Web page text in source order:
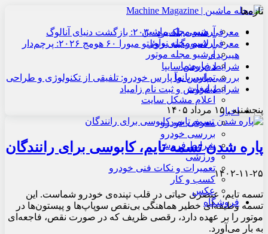
آرشیو مجله ماشین
آرشیو مجله نوآور
آرشیو مجله موتور
درباره ما
تماس با ما
تبلیغات
اعلام مشکل سایت
اخبار
معرفی خودرو
بررسی خودرو
شرایط فروش
ورزشی
تعمیرات و نکات فنی خودرو
کسب و کار
عکس
فروشگاه
تازه‌ها
معرفی هنسی بلک‌برد ۲۰۳۰: بازگشت دنیای آنالوگ
معرفی لامبورگینی روئلتو میورا ۶۰ هومج ۲۰۲۶: پرچم‌دار
هیبریدی
شرایط فروش سایپا
بررسی پارس نوآ پارس خودرو: تلفیقی از تکنولوژی و طراحی
شرایط فروش و ثبت نام زامیاد
پنجشنبه , ۱۵ مرداد ۱۴۰۵
پاره شدن تسمه تایم، کابوسی برای رانندگان
۱۴۰۲-۱۱-۲۵
تسمه تایم، عنصری حیاتی در قلب تپنده‌ی خودرو شماست. این
تسمه وظیفه‌ای خطیر هماهنگی بی‌نقص سوپاپ‌ها و پیستون‌ها در
موتور را بر عهده دارد، رقصی ظریف که در صورت نقص، فاجعه‌ای
به بار می‌آورد.